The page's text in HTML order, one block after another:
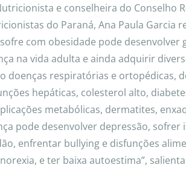
e conselheira do Conselho
do Paraná, Ana Paula Garcia
com obesidade pode desenvolver
na vida adulta e ainda adquirir
doenças respiratórias e ortopédicas,
hepáticas, colesterol alto,
metabólicas, dermatites,
pode desenvolver depressão, sofrer
enfrentar bullying e disfunções
e ter baixa autoestima”,